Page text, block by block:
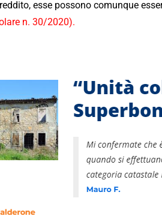
esse possono comunque
n. 30/2020).